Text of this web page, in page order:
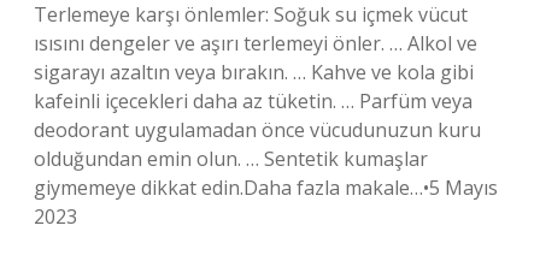
Terlemeye karşı önlemler: Soğuk su içmek vücut
ısısını dengeler ve aşırı terlemeyi önler. … Alkol ve
sigarayı azaltın veya bırakın. … Kahve ve kola gibi
kafeinli içecekleri daha az tüketin. … Parfüm veya
deodorant uygulamadan önce vücudunuzun kuru
olduğundan emin olun. … Sentetik kumaşlar
giymemeye dikkat edin.Daha fazla makale…•5 Mayıs
2023